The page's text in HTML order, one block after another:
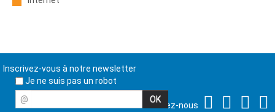
Inscrivez-vous à notre newsletter
Je ne suis pas un robot
@
Suivez-nous